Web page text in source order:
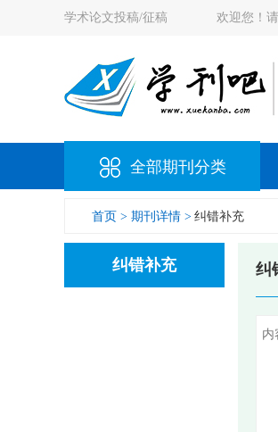
学术论文投稿/征稿 欢迎您！请
全部期刊分类
首页 > 期刊详情 > 纠错补充
纠错补充 纠